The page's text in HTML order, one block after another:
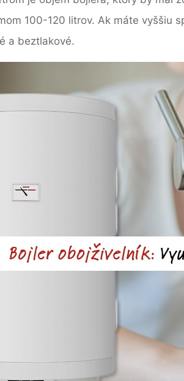
100-120 litrov. Ak máte vyššiu
a beztlakové.